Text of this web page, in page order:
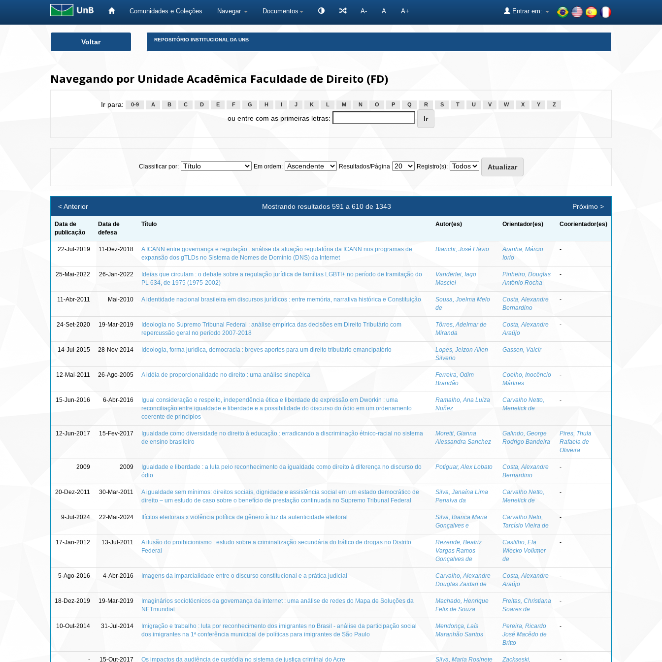
Comunidades e Coleções Navegar Documentos A- A A+ Entrar em:
Voltar REPOSITÓRIO INSTITUCIONAL DA UNB
Navegando por Unidade Acadêmica Faculdade de Direito (FD)
Ir para: 0-9 A B C D E F G H J K L M N O P Q R S T U V W X Y Z
ou entre com as primeiras letras:
Classificar por: Em ordem: Resultados/Página Registro(s):
Mostrando resultados 591 a 610 de 1343
< Anterior Próximo >
Data de
publicação
Data de
defesa
Título Autor(es) Orientador(es) Coorientador(es)
22-Jul-2019 11-Dez-2018
A ICANN entre governança e regulação : análise da atuação regulatória da ICANN nos programas de
expansão dos gTLDs no Sistema de Nomes de Domínio (DNS) da Internet
Bianchi, José Flavio
Aranha, Márcio
Iorio
-
25-Mai-2022 26-Jan-2022
Ideias que circulam : o debate sobre a regulação jurídica de famílias LGBTI+ no período de tramitação do
PL 634, de 1975 (1975-2002)
Vanderlei, Iago
Masciel
Pinheiro, Douglas
Antônio Rocha
-
11-Abr-2011 Mai-2010 A identidade nacional brasileira em discursos jurídicos : entre memória, narrativa histórica e Constituição
Sousa, Joelma Melo
de
Costa, Alexandre
Bernardino
-
24-Set-2020 19-Mar-2019
Ideologia no Supremo Tribunal Federal : análise empírica das decisões em Direito Tributário com
repercussão geral no período 2007-2018
Tôrres, Adelmar de
Miranda
Costa, Alexandre
Araújo
-
14-Jul-2015 28-Nov-2014 Ideologia, forma jurídica, democracia : breves aportes para um direito tributário emancipatório
Lopes, Jeizon Allen
Silverio
Gassen, Valcir -
12-Mai-2011 26-Ago-2005 A idéia de proporcionalidade no direito : uma análise sinepéica
Ferreira, Odim
Brandão
Coelho, Inocêncio
Mártires
-
15-Jun-2016 6-Abr-2016
Igual consideração e respeito, independência ética e liberdade de expressão em Dworkin : uma
reconciliação entre igualdade e liberdade e a possibilidade do discurso do ódio em um ordenamento
coerente de princípios
Ramalho, Ana Luiza
Nuñez
Carvalho Netto,
Menelick de
-
12-Jun-2017 15-Fev-2017
Igualdade como diversidade no direito à educação : erradicando a discriminação étnico-racial no sistema
de ensino brasileiro
Moretti, Gianna
Alessandra Sanchez
Galindo, George
Rodrigo Bandeira
Pires, Thula
Rafaela de
Oliveira
2009 2009
Igualdade e liberdade : a luta pelo reconhecimento da igualdade como direito à diferença no discurso do
ódio
Potiguar, Alex Lobato
Costa, Alexandre
Bernardino
-
20-Dez-2011 30-Mar-2011
A igualdade sem mínimos: direitos sociais, dignidade e assistência social em um estado democrático de
direito – um estudo de caso sobre o benefício de prestação continuada no Supremo Tribunal Federal
Silva, Janaína Lima
Penalva da
Carvalho Netto,
Menelick de
-
9-Jul-2024 22-Mai-2024 Ilícitos eleitorais x violência política de gênero à luz da autenticidade eleitoral
Silva, Bianca Maria
Gonçalves e
Carvalho Neto,
Tarcísio Vieira de
-
17-Jan-2012 13-Jul-2011
A ilusão do proibicionismo : estudo sobre a criminalização secundária do tráfico de drogas no Distrito
Federal
Rezende, Beatriz
Vargas Ramos
Gonçalves de
Castilho, Ela
Wiecko Volkmer
de
-
5-Ago-2016 4-Abr-2016 Imagens da imparcialidade entre o discurso constitucional e a prática judicial
Carvalho, Alexandre
Douglas Zaidan de
Costa, Alexandre
Araújo
-
18-Dez-2019 19-Mar-2019
Imaginários sociotécnicos da governança da internet : uma análise de redes do Mapa de Soluções da
NETmundial
Machado, Henrique
Felix de Souza
Freitas, Christiana
Soares de
-
10-Out-2014 31-Jul-2014
Imigração e trabalho : luta por reconhecimento dos imigrantes no Brasil - análise da participação social
dos imigrantes na 1ª conferência municipal de políticas para imigrantes de São Paulo
Mendonça, Laís
Maranhão Santos
Pereira, Ricardo
José Macêdo de
Britto
-
- 15-Out-2017 Os impactos da audiência de custódia no sistema de justiça criminal do Acre Silva, Maria Rosinete Zackseski, -